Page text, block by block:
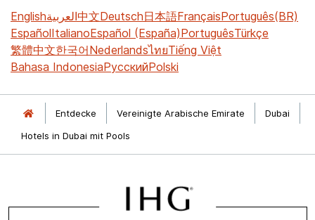
Englishالعربية中文Deutsch日本語FrançaisPortuguês(BR)
EspañolItalianoEspañol (España)PortuguêsTürkçe
繁體中文한국어NederlandsไทยTiếng Việt
Bahasa IndonesiaРусскийPolski
Entdecke Vereinigte Arabische Emirate
Dubai
Hotels in Dubai mit Pools